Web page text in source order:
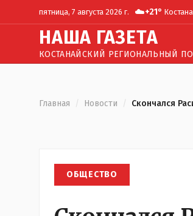
пятница, 7 августа 2026 г. ☁️+21°
НАША ГАЗЕТА
КОСТАНАЙСКИЙ РЕГИОНАЛЬНЫЙ
Главная / Новости / Скончался
ОБЩЕСТВО